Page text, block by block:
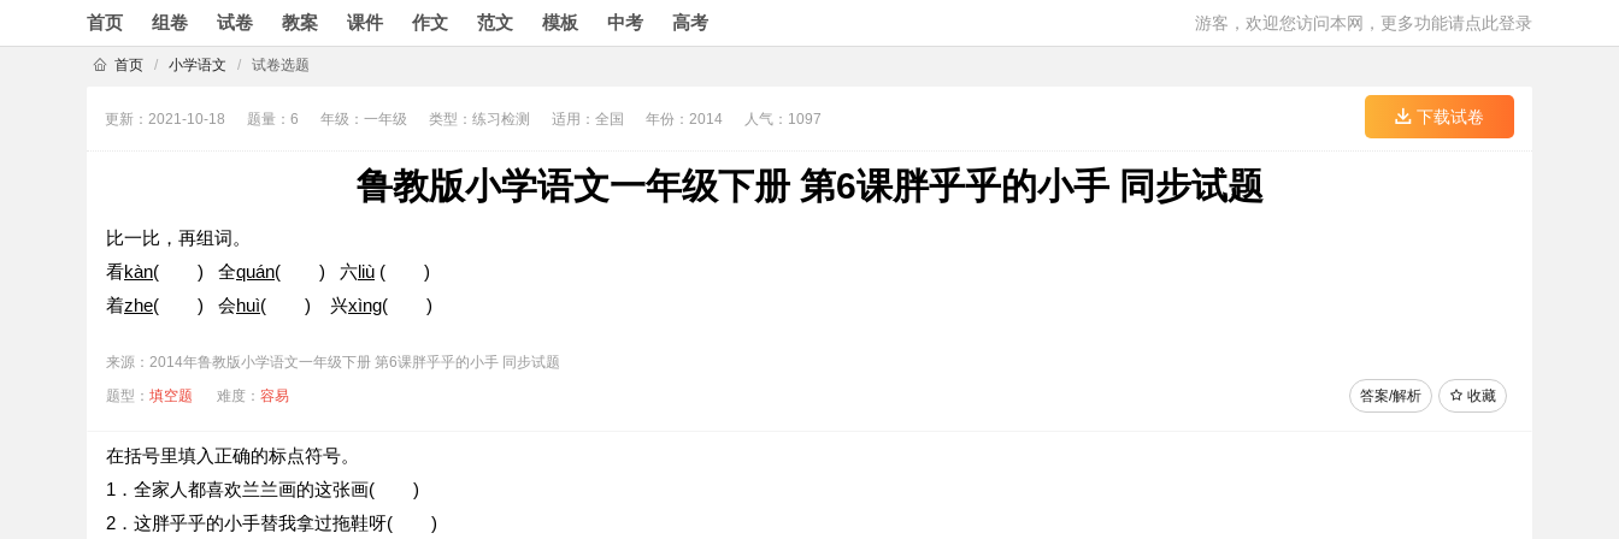
首页 组卷 试卷 教案 课件 作文 范文 模板 中考 高考 游客，欢迎您访问本网，更多功能请点此登录
首页 / 小学语文 / 试卷选题
更新：2021-10-18 题量：6 年级：一年级 类型：练习检测 适用：全国 年份：2014 人气：1097 下载试卷
鲁教版小学语文一年级下册 第6课胖乎乎的小手 同步试题
比一比，再组词。
看kàn( ) 全quán( ) 六liù ( )
着zhe( ) 会huì( ) 兴xìng( )
来源：2014年鲁教版小学语文一年级下册 第6课胖乎乎的小手 同步试题
题型： 填空题 难度： 容易 收藏
答案/解析
在括号里填入正确的标点符号。
1．全家人都喜欢兰兰画的这张画( )
2．这胖乎乎的小手替我拿过拖鞋呀( )